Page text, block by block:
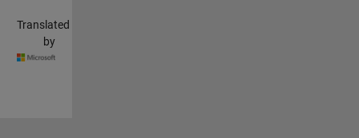
Translated
by